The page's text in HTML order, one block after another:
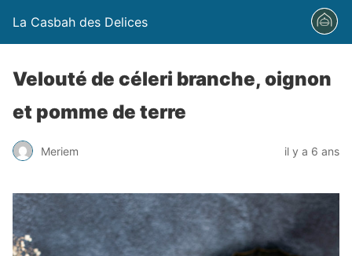
La Casbah des Delices
Velouté de céleri branche, oignon
et pomme de terre
Meriem il y a 6 ans